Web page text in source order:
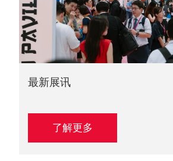
最新展讯
了解更多